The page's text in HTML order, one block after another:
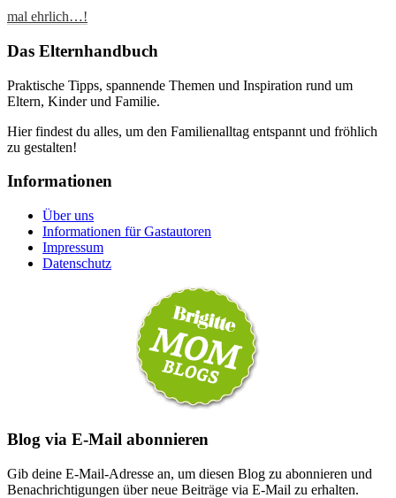
mal ehrlich…!
Das Elternhandbuch
Praktische Tipps, spannende Themen und Inspiration rund um
Eltern, Kinder und Familie.
Hier findest du alles, um den Familienalltag entspannt und fröhlich
zu gestalten!
Informationen
Über uns
Informationen für Gastautoren
Impressum
Datenschutz
Blog via E-Mail abonnieren
Gib deine E-Mail-Adresse an, um diesen Blog zu abonnieren und
Benachrichtigungen über neue Beiträge via E-Mail zu erhalten.